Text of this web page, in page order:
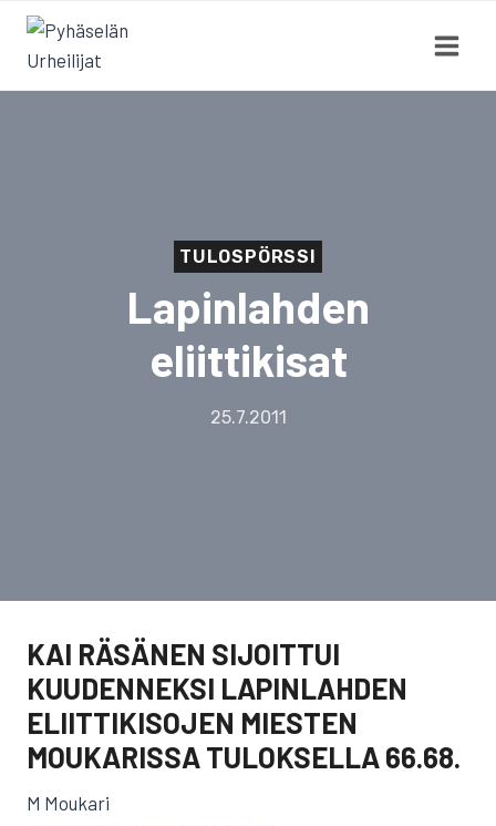
Siirry
sisältöön
TULOSPÖRSSI
Lapinlahden
eliittikisat
25.7.2011
KAI RÄSÄNEN SIJOITTUI
KUUDENNEKSI LAPINLAHDEN
ELIITTIKISOJEN MIESTEN
MOUKARISSA TULOKSELLA 66.68.
M Moukari